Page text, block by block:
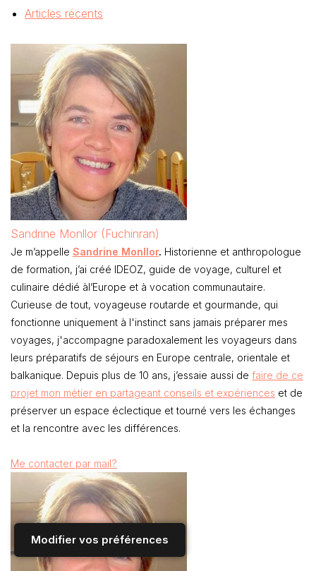
Modifier vos préférences
Articles récents
Sandrine Monllor (Fuchinran)
Je m’appelle Sandrine Monllor. Historienne et anthropologue
de formation, j’ai créé IDEOZ, guide de voyage, culturel et
culinaire dédié àl’Europe et à vocation communautaire.
Curieuse de tout, voyageuse routarde et gourmande, qui
fonctionne uniquement à l'instinct sans jamais préparer mes
voyages, j'accompagne paradoxalement les voyageurs dans
leurs préparatifs de séjours en Europe centrale, orientale et
balkanique. Depuis plus de 10 ans, j’essaie aussi de faire de ce
projet mon métier en partageant conseils et expériences et de
préserver un espace éclectique et tourné vers les échanges
et la rencontre avec les différences.
Me contacter par mail?